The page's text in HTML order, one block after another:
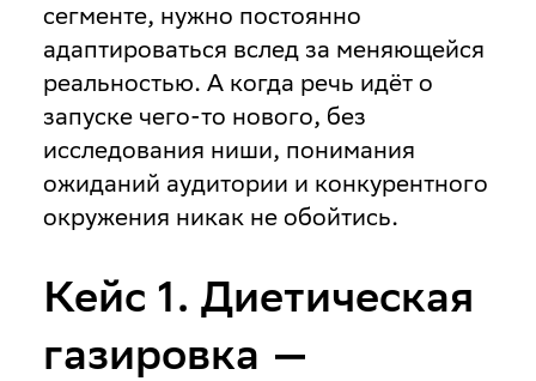
сегменте, нужно постоянно
адаптироваться вслед за меняющейся
реальностью. А когда речь идёт о
запуске чего-то нового, без
исследования ниши, понимания
ожиданий аудитории и конкурентного
окружения никак не обойтись.
Кейс 1. Диетическая
газировка —